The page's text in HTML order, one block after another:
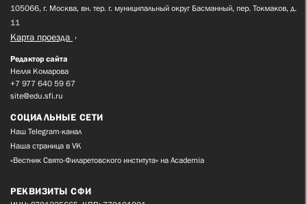
105066, г. Москва, вн. тер. г. муниципальный округ Басманный, пер. Токмаков, д.
11
Карта проезда
Редактор сайта
Нелля Комарова
+7 977 640 59 67
site@edu.sfi.ru
СОЦИАЛЬНЫЕ СЕТИ
Наш Telegram-канал
Наша страница в VK
«Вестник Свято-Филаретовского института» на Academia
РЕКВИЗИТЫ СФИ